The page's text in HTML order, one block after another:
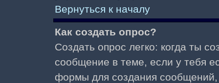
Вернуться к началу
Как создать опрос?
Создать опрос легко: когда ты
сообщение в теме, если у тебя
формы для создания